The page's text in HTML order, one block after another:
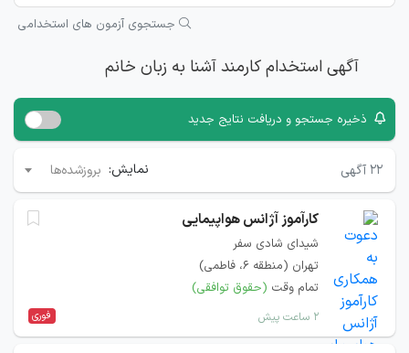
جستجوی آزمون های استخدامی
آگهی استخدام کارمند آشنا به زبان خانم
ذخیره جستجو و دریافت نتایج جدید
۲۲ آگهی نمایش: بروزشده‌ها
کارآموز آژانس هواپیمایی
شیدای شادی سفر
تهران (منطقه ۶، فاطمی)
تمام وقت (حقوق توافقی)
۲ ساعت پیش فوری